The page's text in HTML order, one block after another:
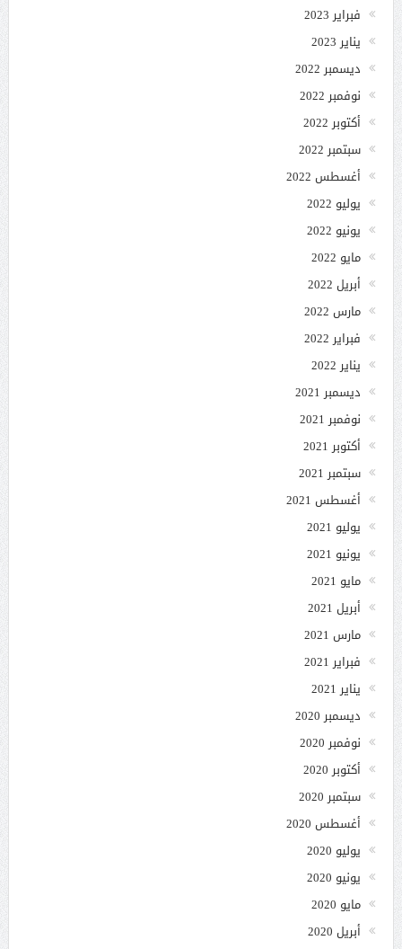
فبراير 2023
يناير 2023
ديسمبر 2022
نوفمبر 2022
أكتوبر 2022
سبتمبر 2022
أغسطس 2022
يوليو 2022
يونيو 2022
مايو 2022
أبريل 2022
مارس 2022
فبراير 2022
يناير 2022
ديسمبر 2021
نوفمبر 2021
أكتوبر 2021
سبتمبر 2021
أغسطس 2021
يوليو 2021
يونيو 2021
مايو 2021
أبريل 2021
مارس 2021
فبراير 2021
يناير 2021
ديسمبر 2020
نوفمبر 2020
أكتوبر 2020
سبتمبر 2020
أغسطس 2020
يوليو 2020
يونيو 2020
مايو 2020
أبريل 2020